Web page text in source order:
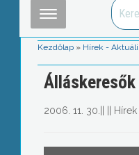
Kezdőlap » Hírek -
Álláskeresők
2006. 11. 30.